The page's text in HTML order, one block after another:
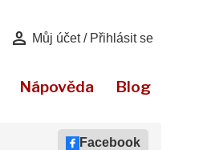
person Můj účet / Přihlásit se
Nápověda Blog
Facebook